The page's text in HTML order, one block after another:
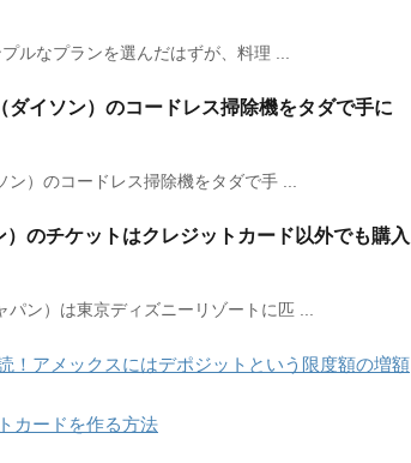
ルなプランを選んだはずが、料理 ...
イソン）のコードレス掃除機をタダで手に
）のコードレス掃除機をタダで手 ...
のチケットはクレジットカード以外でも購入
ン）は東京ディズニーリゾートに匹 ...
！アメックスにはデポジットという限度額の増額
カードを作る方法